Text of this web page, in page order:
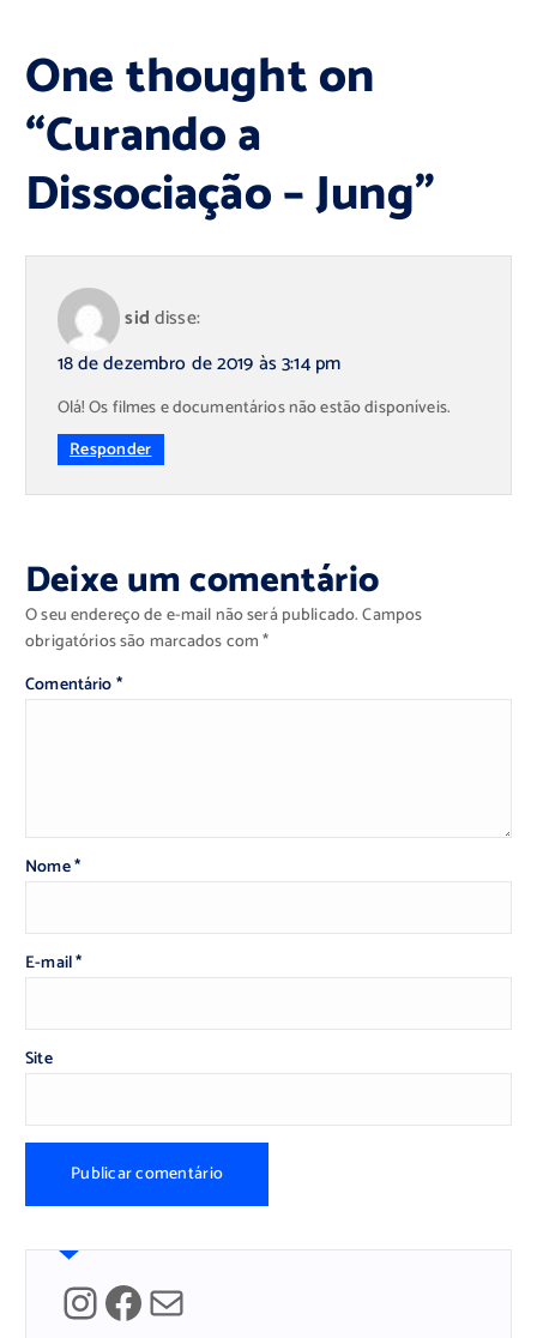
One thought on
“Curando a
Dissociação – Jung”
siddisse:
18 de dezembro de 2019 às 3:14 pm
Olá! Os filmes e documentários não estão disponíveis.
Responder
Deixe um comentário
O seu endereço de e-mail não será publicado.Campos
obrigatórios são marcados com*
Comentário*
Nome*
E-mail*
Site
InstagramFacebook Mail